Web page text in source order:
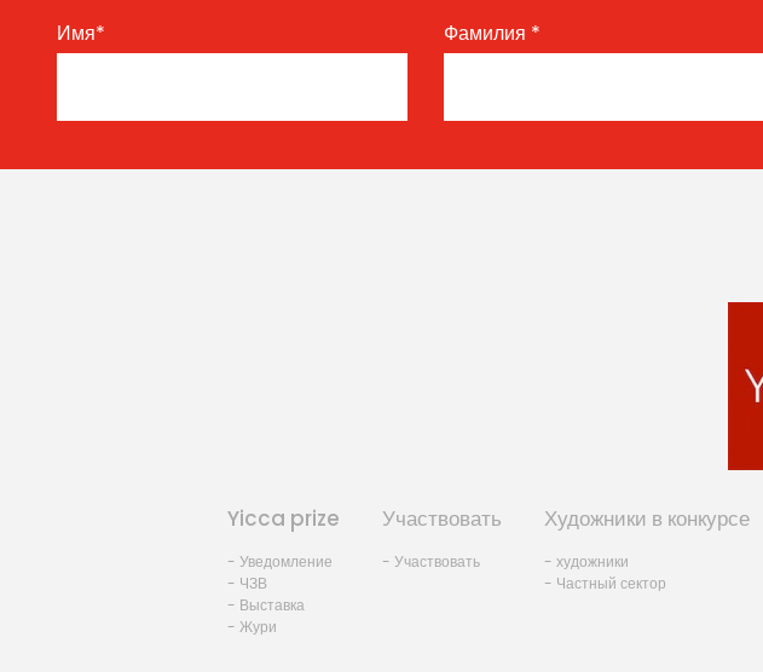
Имя* Фамилия *
Yicca prize
- Уведомление
- ЧЗВ
- Выставка
- Жури
Участвовать
- Участвовать
Художники в конкурсе
- художники
- Частный сектор